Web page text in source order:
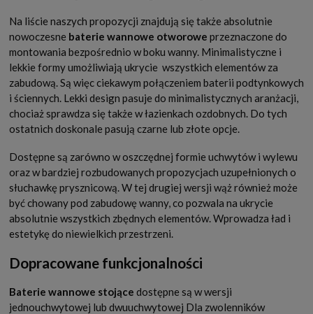
Na liście naszych propozycji znajdują się także absolutnie
nowoczesne baterie wannowe otworowe przeznaczone do
montowania bezpośrednio w boku wanny. Minimalistyczne i
lekkie formy umożliwiają ukrycie wszystkich elementów za
zabudową. Są więc ciekawym połączeniem baterii podtynkowych
i ściennych. Lekki design pasuje do minimalistycznych aranżacji,
chociaż sprawdza się także w łazienkach ozdobnych. Do tych
ostatnich doskonale pasują czarne lub złote opcje.
Dostępne są zarówno w oszczędnej formie uchwytów i wylewu
oraz w bardziej rozbudowanych propozycjach uzupełnionych o
słuchawkę prysznicową. W tej drugiej wersji wąż również może
być chowany pod zabudowę wanny, co pozwala na ukrycie
absolutnie wszystkich zbędnych elementów. Wprowadza ład i
estetykę do niewielkich przestrzeni.
Dopracowane funkcjonalności
Baterie wannowe stojące dostępne są w wersji
jednouchwytowej lub dwuuchwytowej Dla zwolenników